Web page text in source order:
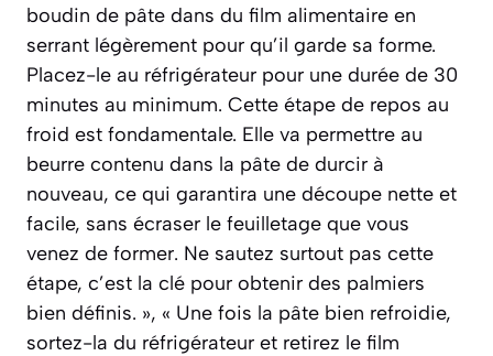
boudin de pâte dans du film alimentaire en
serrant légèrement pour qu’il garde sa forme.
Placez-le au réfrigérateur pour une durée de 30
minutes au minimum. Cette étape de repos au
froid est fondamentale. Elle va permettre au
beurre contenu dans la pâte de durcir à
nouveau, ce qui garantira une découpe nette et
facile, sans écraser le feuilletage que vous
venez de former. Ne sautez surtout pas cette
étape, c’est la clé pour obtenir des palmiers
bien définis. », « Une fois la pâte bien refroidie,
sortez-la du réfrigérateur et retirez le film